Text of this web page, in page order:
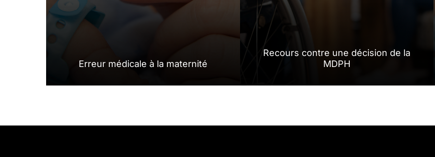
Erreur médicale à la maternité
Recours contre une décision de la
MDPH